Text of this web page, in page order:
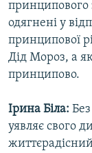
принципового
одягнені у
принципової
Дід Мороз, а
принципово.
Ірина Біла:
уявляє свого